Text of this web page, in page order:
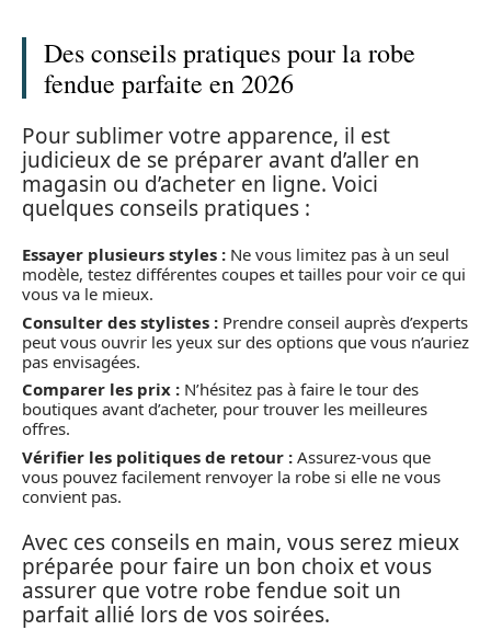
Des conseils pratiques pour la robe
fendue parfaite en 2026
Pour sublimer votre apparence, il est
judicieux de se préparer avant d’aller en
magasin ou d’acheter en ligne. Voici
quelques conseils pratiques :
Essayer plusieurs styles : Ne vous limitez pas à un seul
modèle, testez différentes coupes et tailles pour voir ce qui
vous va le mieux.
Consulter des stylistes : Prendre conseil auprès d’experts
peut vous ouvrir les yeux sur des options que vous n’auriez
pas envisagées.
Comparer les prix : N’hésitez pas à faire le tour des
boutiques avant d’acheter, pour trouver les meilleures
offres.
Vérifier les politiques de retour : Assurez-vous que
vous pouvez facilement renvoyer la robe si elle ne vous
convient pas.
Avec ces conseils en main, vous serez mieux
préparée pour faire un bon choix et vous
assurer que votre robe fendue soit un
parfait allié lors de vos soirées.